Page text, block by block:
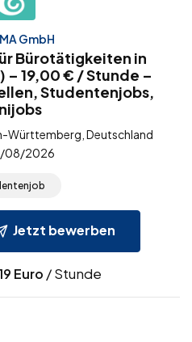
GmbH
Bürotätigkeiten in
19,00 € / Stunde –
Studentenjobs,
Württemberg, Deutschland
08/2026
Jetzt bewerben
Euro / Stunde